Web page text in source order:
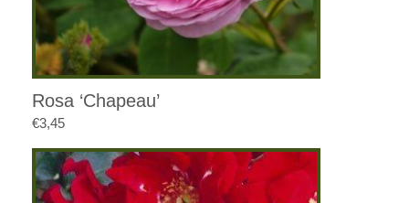
Rosa ‘Chapeau’
€3,45